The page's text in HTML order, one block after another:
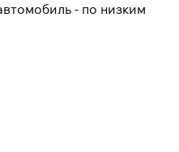
- по низким